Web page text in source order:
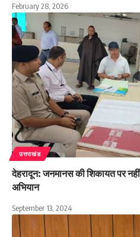
February 28, 2026
उत्तराखंड
देहरादून: जनमानस की शिकायत पर नहीं
अभियान
September 13, 2024